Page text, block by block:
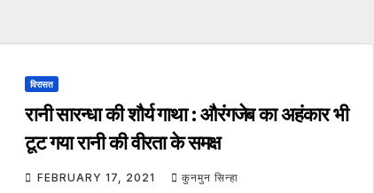
विरासत
रानी सारन्धा की शौर्य गाथा : औरंगजेब का अहंकार भी
टूट गया रानी की वीरता के समक्ष
FEBRUARY 17, 2021 कुनमुन सिन्हा